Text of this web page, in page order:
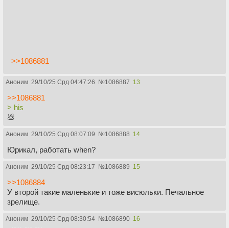
>>1086881
Аноним 29/10/25 Срд 04:47:26 №1086887 13
>>1086881
> his
💩
Аноним 29/10/25 Срд 08:07:09 №1086888 14
Юрикал, работать when?
Аноним 29/10/25 Срд 08:23:17 №1086889 15
>>1086884
У второй такие маленькие и тоже висюльки. Печальное
зрелище.
Аноним 29/10/25 Срд 08:30:54 №1086890 16